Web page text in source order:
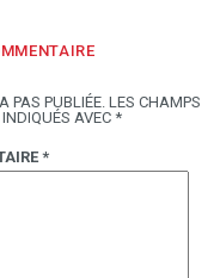
PAS PUBLIÉE. LES CHAMPS
AVEC *
*